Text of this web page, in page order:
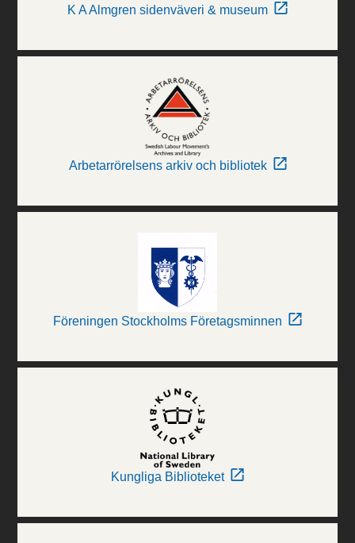
K A Almgren sidenväveri & museum
Arbetarrörelsens arkiv och bibliotek
Föreningen Stockholms Företagsminnen
Kungliga Biblioteket